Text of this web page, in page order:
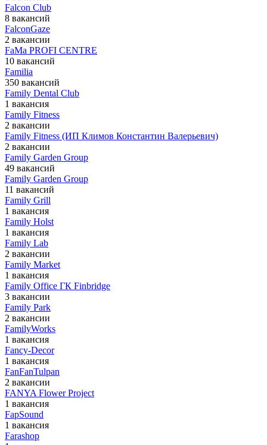
Falcon Club
8 вакансий
FalconGaze
2 вакансии
FaMa PROFI CENTRE
10 вакансий
Familia
350 вакансий
Family Dental Club
1 вакансия
Family Fitness
2 вакансии
Family Fitness (ИП Климов Константин Валерьевич)
2 вакансии
Family Garden Group
49 вакансий
Family Garden Group
11 вакансий
Family Grill
1 вакансия
Family Holst
1 вакансия
Family Lab
2 вакансии
Family Market
1 вакансия
Family Office ГК Finbridge
3 вакансии
Family Park
2 вакансии
FamilyWorks
1 вакансия
Fancy-Decor
1 вакансия
FanFanTulpan
2 вакансии
FANYA Flower Project
1 вакансия
FapSound
1 вакансия
Farashop